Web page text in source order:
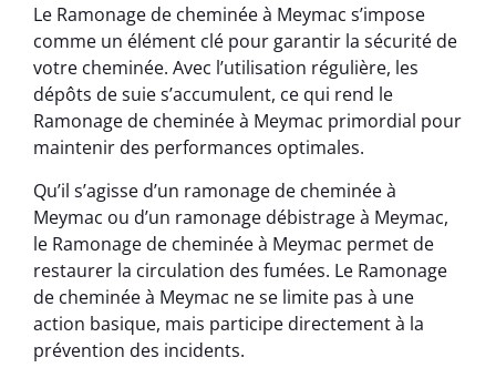
Le Ramonage de cheminée à Meymac s’impose
comme un élément clé pour garantir la sécurité de
votre cheminée. Avec l’utilisation régulière, les
dépôts de suie s’accumulent, ce qui rend le
Ramonage de cheminée à Meymac primordial pour
maintenir des performances optimales.
Qu’il s’agisse d’un ramonage de cheminée à
Meymac ou d’un ramonage débistrage à Meymac,
le Ramonage de cheminée à Meymac permet de
restaurer la circulation des fumées. Le Ramonage
de cheminée à Meymac ne se limite pas à une
action basique, mais participe directement à la
prévention des incidents.